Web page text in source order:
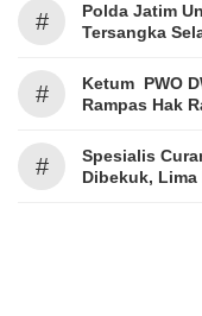
#
Polda Jatim
Tersangka
#
Ketum PWO
Rampas Hak
#
Spesialis
Dibekuk,